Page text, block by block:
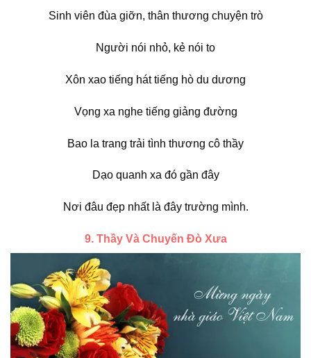
Sinh viên đùa giỡn, thân thương chuyện trò
Người nói nhỏ, kẻ nói to
Xôn xao tiếng hát tiếng hò du dương
Vọng xa nghe tiếng giảng đường
Bao la trang trải tình thương cô thầy
Dạo quanh xa đó gần đây
Nơi đâu đẹp nhất là đây trường mình.
9. Thầy Và Chuyến Đò Xưa